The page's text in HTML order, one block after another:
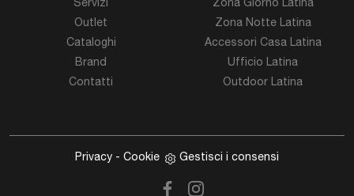
Servizi
Outlet
Cataloghi
Brand
Contatti
Zona Giorno Latina
Zona Notte Latina
Accessori Casa Latina
Ufficio Latina
Outdoor Latina
Privacy - Cookie Gestisci i consensi